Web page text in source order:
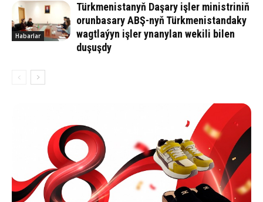
Habarlar
Türkmenistanyň Daşary işler ministriniň
orunbasary ABŞ-nyň Türkmenistandaky
wagtlaýyn işler ynanylan wekili bilen
duşuşdy